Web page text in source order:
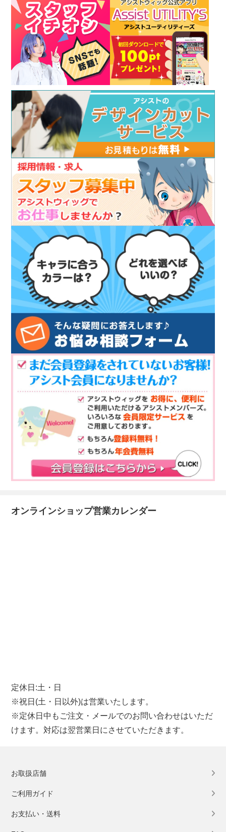
オンラインショップ営業カレンダー
定休日:土・日
※祝日(土・日以外)は営業いたします。
※定休日中もご注文・メールでのお問い合わせはいただ
けます。対応は翌営業日にさせていただきます。
お取扱店舗
ご利用ガイド
お支払い・送料